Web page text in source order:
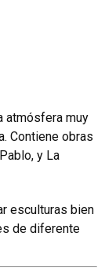
atmósfera muy
Contiene obras
y La
esculturas bien
de diferente